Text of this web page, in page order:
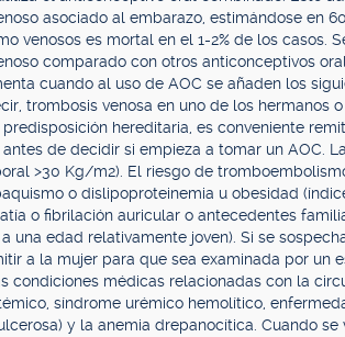
asociado al embarazo, estimándose en
venosos es mortal en el 1-2% de los casos.
comparado con otros anticonceptivos
cuando al uso de AOC se añaden los
trombosis venosa en uno de los hermanos
hereditaria, es conveniente
de decidir si empieza a tomar un AOC.
>30 Kg/m2). El riesgo de
o dislipoproteinemia u obesidad
o fibrilación auricular o antecedentes
una edad relativamente joven). Si se
a la mujer para que sea examinada por un
condiciones médicas relacionadas con la
síndrome urémico hemolítico,
y la anemia drepanocítica. Cuando